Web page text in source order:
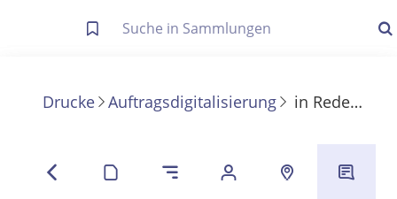
Die letzte Trefferliste besteht aus Ihrer letzten Suche, samt
Anzeigen
Drucke Auftragsdigitalisierung in Reden und Aufsätze aus dem Kriege